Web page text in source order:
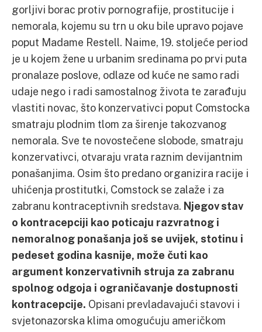
gorljivi borac protiv pornografije, prostitucije i
nemorala, kojemu su trn u oku bile upravo pojave
poput Madame Restell. Naime, 19. stoljeće period
je u kojem žene u urbanim sredinama po prvi puta
pronalaze poslove, odlaze od kuće ne samo radi
udaje nego i radi samostalnog života te zarađuju
vlastiti novac, što konzervativci poput Comstocka
smatraju plodnim tlom za širenje takozvanog
nemorala. Sve te novostečene slobode, smatraju
konzervativci, otvaraju vrata raznim devijantnim
ponašanjima. Osim što predano organizira racije i
uhićenja prostitutki, Comstock se zalaže i za
zabranu kontraceptivnih sredstava. Njegov stav
o kontracepciji kao poticaju razvratnog i
nemoralnog ponašanja još se uvijek, stotinu i
pedeset godina kasnije, može čuti kao
argument konzervativnih struja za zabranu
spolnog odgoja i ograničavanje dostupnosti
kontracepcije. Opisani prevladavajući stavovi i
svjetonazorska klima omogućuju američkom